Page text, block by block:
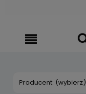
Producent: (wybierz)